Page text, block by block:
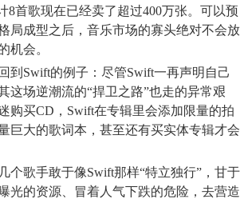
8首歌现在已经卖了超过400万张。可以预
局成型之后，音乐市场的寡头绝对不会放
机会。
到Swift的例子：尽管Swift一再声明自己
这场逆潮流的“捍卫之路”也走的异常艰
购买CD，Swift在专辑里会添加限量的拍
巨大的歌词本，甚至还有买实体专辑才会
个歌手敢于像Swift那样“特立独行”，甘于
光的资源、冒着人气下跌的危险，去营造